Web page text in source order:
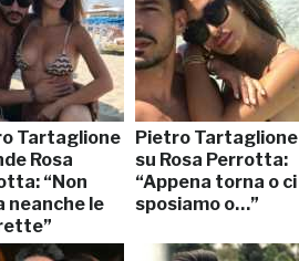
Tartaglione
Rosa
“Non
neanche le
Pietro Tartaglione
su Rosa Perrotta:
“Appena torna o ci
sposiamo o…”